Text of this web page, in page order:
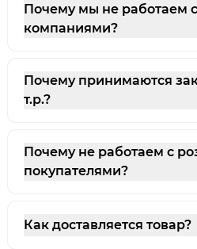
Почему мы не работаем
компаниями?
Почему принимаются
т.р.?
Почему не работаем с
покупателями?
Как доставляется товар?